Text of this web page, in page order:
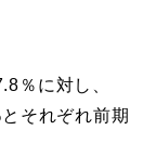
％に対し、
それぞれ前期